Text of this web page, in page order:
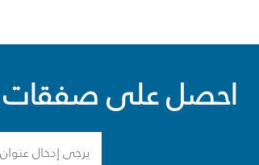
احصل على صفقات